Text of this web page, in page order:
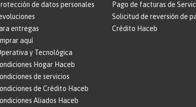
de datos personales
entregas
aquí
y Tecnológica
Hogar Haceb
de servicios
de Crédito Haceb
Aliados Haceb
Pago de facturas de
Solicitud de reversión de
Crédito Haceb